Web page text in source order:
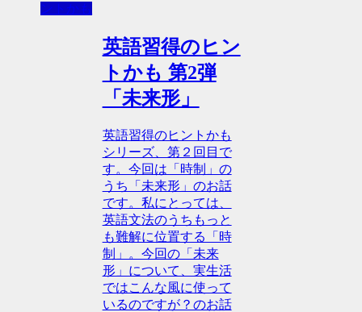
ントかも
英語習得のヒン
トかも 第2弾
「未来形」
英語習得のヒントかも
シリーズ、第２回目で
す。今回は「時制」の
うち「未来形」のお話
です。私にとっては、
英語文法のうちもっと
も難解に位置する「時
制」。今回の「未来
形」について、実生活
ではこんな風に使って
いるのですが？のお話